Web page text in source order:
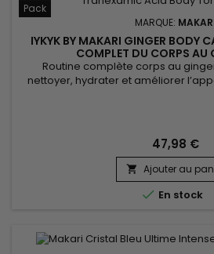
Pack
MARQUE:
IYKYK BY MAKARI GINGER BODY
COMPLET DU CORPS AU
Routine complète corps au
nettoyer, hydrater et améliorer
peau douce, souple et
Ingrédients...
47,98 €
 Ajouter au
 En stock